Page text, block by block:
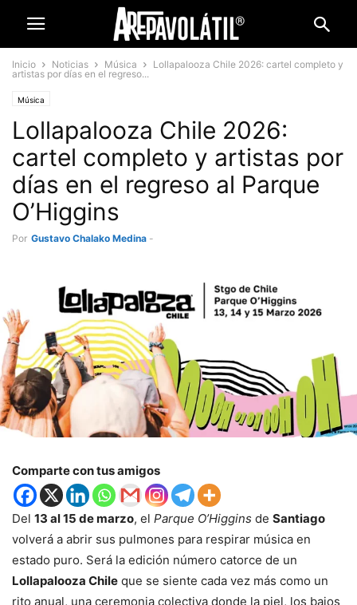
Inicio Noticias Música
Lollapalooza Chile 2026: cartel completo y
artistas por días en el regreso...
Música
Lollapalooza Chile 2026:
cartel completo y artistas por
días en el regreso al Parque
O’Higgins
Por Gustavo Chalako Medina -
Comparte con tus amigos
Del 13 al 15 de marzo, el Parque O’Higgins de Santiago
volverá a abrir sus pulmones para respirar música en
estado puro. Será la edición número catorce de un
Lollapalooza Chile que se siente cada vez más como un
rito anual, una ceremonia colectiva donde la piel, los bajos